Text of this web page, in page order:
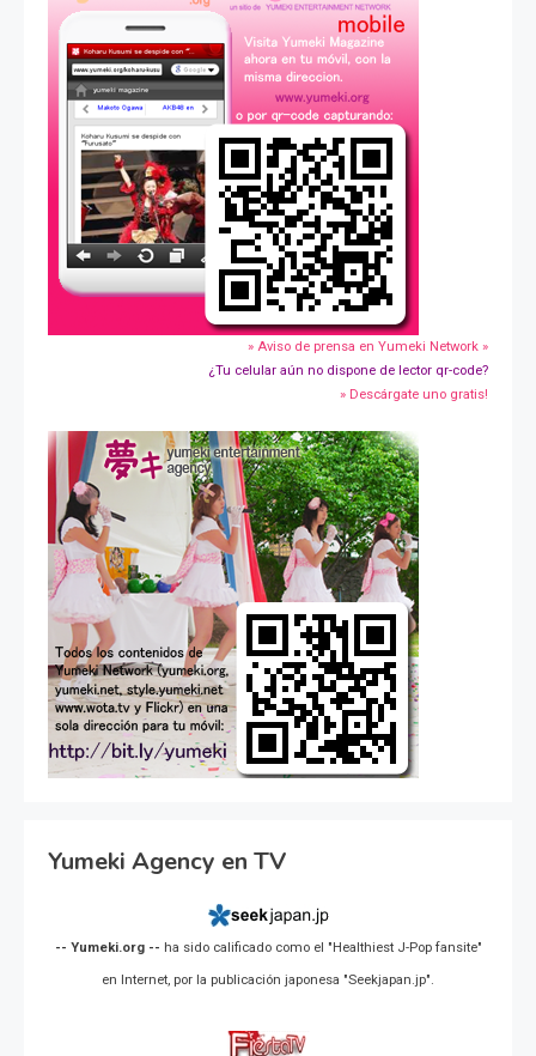
» Aviso de prensa en Yumeki Network »
¿Tu celular aún no dispone de lector qr-code?
» Descárgate uno gratis!
Yumeki Agency en TV
-- Yumeki.org -- ha sido calificado como el "Healthiest J-Pop fansite"
en Internet, por la publicación japonesa "Seekjapan.jp".